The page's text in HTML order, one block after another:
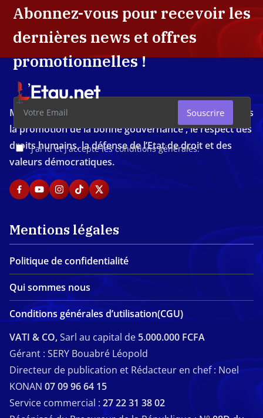
Abonnez-vous pour recevoir les
dernières news et offres
promotionnelles !
J'ai lu et j'accepte les conditions générales.
Souscrire
Média d'investigation ivoirien résolument engagé dans
la promotion de la bonne gouvernance , le respect des
droits humains, la défense de l’Etat de droit et des
valeurs démocratiques.
Mentions légales
Politique de confidentialité
Qui sommes nous
Conditions générales d’utilisation(CGU)
VATI & CO,Sarl au capital de 5.000.000 FCFA
Gérant : SERY Bouabré Léopold
Directeur de publication et Rédacteur en chef : Noel
KONAN 07 09 96 64 15
Service commercial : 27 22 31 38 02